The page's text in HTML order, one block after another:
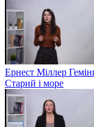
Ернест Міллер
Старий і море